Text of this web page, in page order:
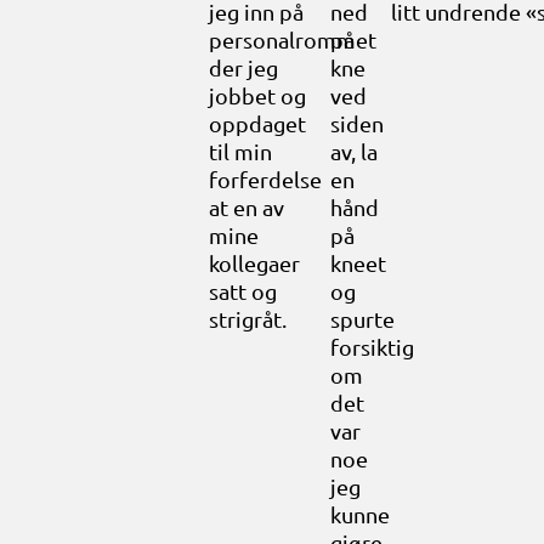
jeg inn på
personalrommet
der jeg
jobbet og
oppdaget
til min
forferdelse
at en av
mine
kollegaer
satt og
strigråt.
ned
på
kne
ved
siden
av, la
en
hånd
på
kneet
og
spurte
forsiktig
om
det
var
noe
jeg
kunne
litt undrende